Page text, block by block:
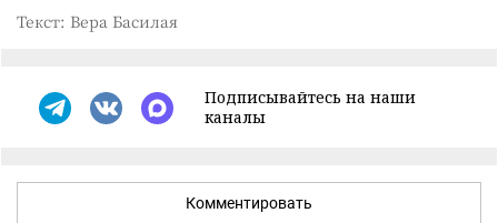
Текст: Вера Басилая
Подписывайтесь на наши
каналы
Комментировать